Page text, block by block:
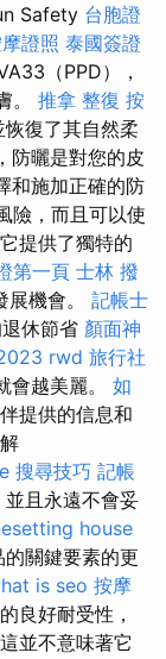
Safety 台胞證
證照 泰國簽證
（PPD），
。 推拿 整復 按
復了其自然柔
防曬是對您的皮
和施加正確的防
險，而且可以使
提供了獨特的
第一頁 士林 撥
機會。 記帳士
休節省 顏面神
rwd 旅行社
會越美麗。 如
提供的信息和
搜尋技巧 記帳
且永遠不會妥
house
關鍵要素的更
is seo 按摩
良好耐受性，
並不意味著它